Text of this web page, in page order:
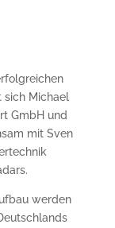
sich Michael
GmbH und
mit Sven
werden